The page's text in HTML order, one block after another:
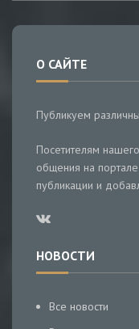
О САЙТЕ
Публикуем
Посетителям
общения на
публикации и
НОВОСТИ
Все новости